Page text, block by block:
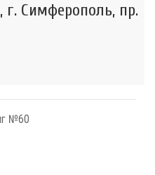
г. Симферополь, пр.
№60